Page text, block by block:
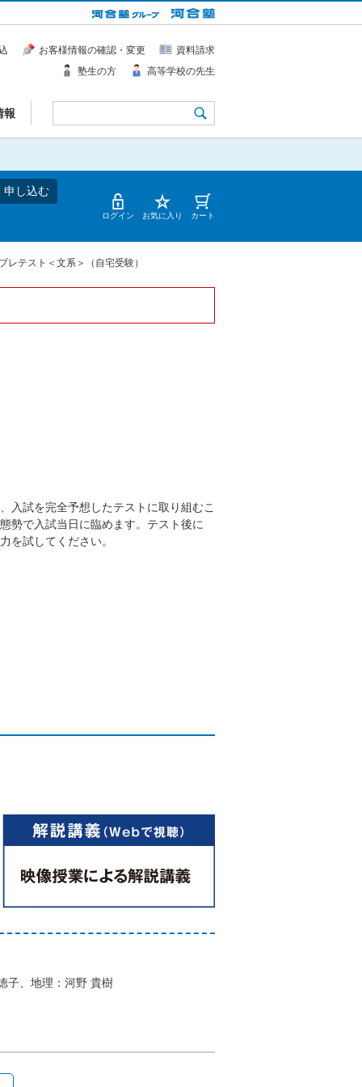
報
お客様情報の確認・変更
資料請求
塾生の方
高等学校の先生
申し込む
ログイン お気に入り カート
レテスト＜文系＞（自宅受験）
入試を完全予想したテストに取り組むこ
勢で入試当日に臨めます。テスト後に
を試してください。
子、地理：河野 貴樹